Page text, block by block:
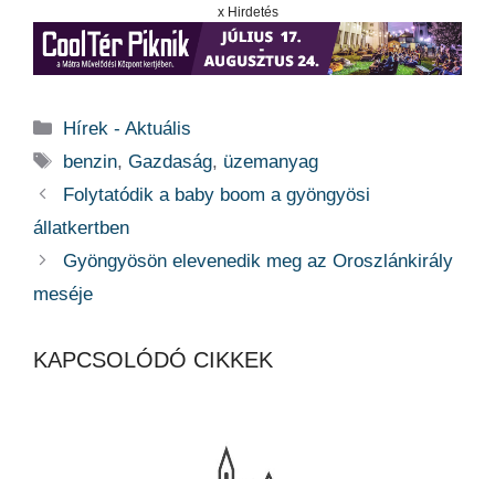
x Hirdetés
Kategória
Hírek - Aktuális
Címkék
benzin,Gazdaság, üzemanyag
Folytatódik a baby boom a gyöngyösi
állatkertben
Gyöngyösön elevenedik meg az Oroszlánkirály
meséje
KAPCSOLÓDÓ CIKKEK